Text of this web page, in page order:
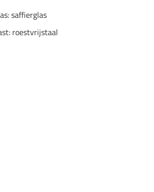
saffierglas
roestvrijstaal